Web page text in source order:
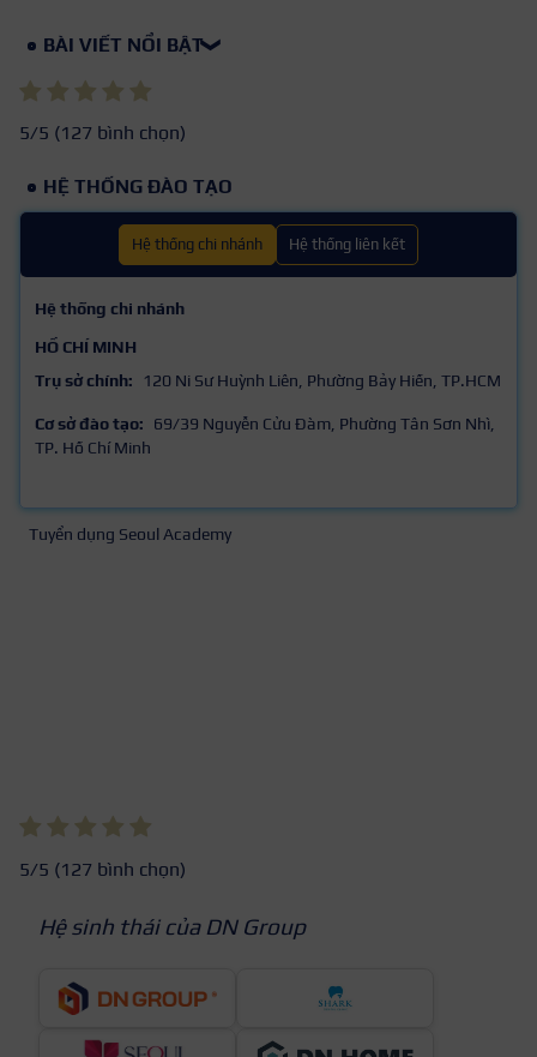
BÀI VIẾT NỔI BẬT❯
5/5 (127 bình chọn)
HỆ THỐNG ĐÀO TẠO
Hệ thống chi nhánh Hệ thống liên kết
Hệ thống chi nhánh
HỒ CHÍ MINH
Trụ sở chính:
120 Ni Sư Huỳnh Liên, Phường Bảy Hiền, TP.HCM
Cơ sở đào tạo:
69/39 Nguyễn Cửu Đàm, Phường Tân Sơn Nhì,
TP. Hồ Chí Minh
Tuyển dụng Seoul Academy
5/5 (127 bình chọn)
Hệ sinh thái của DN Group